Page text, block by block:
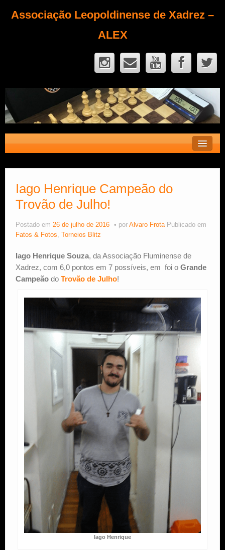
Associação Leopoldinense de Xadrez –
ALEX
Fique Sócio
Quem Somos?
Calendário
Iago Henrique Campeão do
Trovão de Julho!
Postado em 26 de julho de 2016 por Alvaro Frota Publicado em
Fatos & Fotos, Torneios Blitz
Iago Henrique Souza, da Associação Fluminense de
Xadrez, com 6,0 pontos em 7 possíveis, em foi o Grande
Campeão do Trovão de Julho!
Iago Henrique